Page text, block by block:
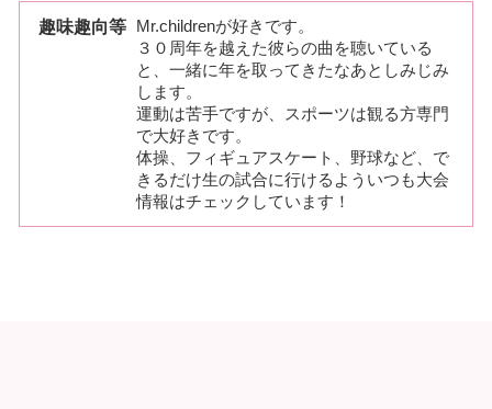
趣味趣向等
Mr.childrenが好きです。
３０周年を越えた彼らの曲を聴いている
と、一緒に年を取ってきたなあとしみじみ
します。
運動は苦手ですが、スポーツは観る方専門
で大好きです。
体操、フィギュアスケート、野球など、で
きるだけ生の試合に行けるよういつも大会
情報はチェックしています！